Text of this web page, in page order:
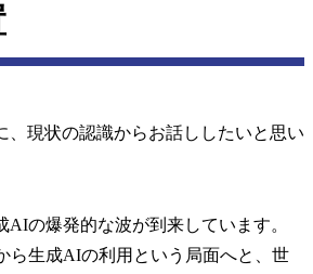
、現状の認識からお話ししたいと思い
AIの爆発的な波が到来しています。
ら生成AIの利用という局面へと、世